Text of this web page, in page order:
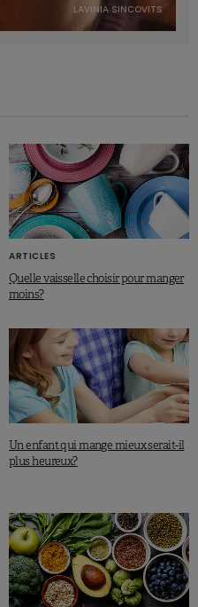
LAVINIA SINCOVITS
ARTICLES
Quelle vaisselle choisir pour manger
moins?
Un enfant qui mange mieux serait-il
plus heureux?